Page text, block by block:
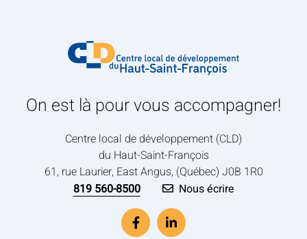
On est là pour vous accompagner!
Centre local de développement (CLD)
du Haut-Saint-François
61, rue Laurier, East Angus, (Québec) J0B 1R0
819 560-8500
Nous écrire